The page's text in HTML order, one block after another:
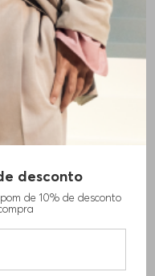
desconto
de 10% de desconto